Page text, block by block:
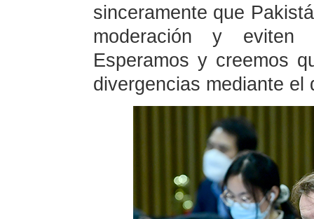
sinceramente que
moderación y eviten
Esperamos y creemos
divergencias mediante